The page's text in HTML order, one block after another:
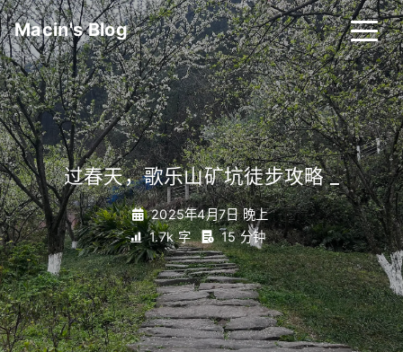
Macin's Blog
过春天，歌乐山矿坑徒步攻略_
2025年4月7日 晚上
1.7k 字
15 分钟